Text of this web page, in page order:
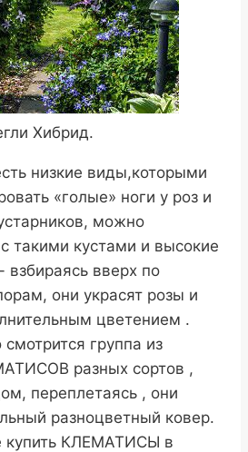
Хибрид.
низкие виды,которыми
«голые» ноги у роз и
можно
такими кустами и высокие
взбираясь вверх по
они украсят розы и
цветением .
группа из
разных сортов ,
переплетаясь , они
разноцветный ковер.
купить КЛЕМАТИСЫ в